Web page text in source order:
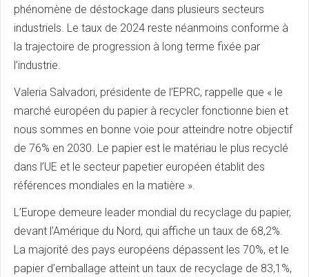
phénomène de déstockage dans plusieurs secteurs
industriels. Le taux de 2024 reste néanmoins conforme à
la trajectoire de progression à long terme fixée par
l’industrie.
Valeria Salvadori, présidente de l’EPRC, rappelle que « le
marché européen du papier à recycler fonctionne bien et
nous sommes en bonne voie pour atteindre notre objectif
de 76% en 2030. Le papier est le matériau le plus recyclé
dans l’UE et le secteur papetier européen établit des
références mondiales en la matière ».
L’Europe demeure leader mondial du recyclage du papier,
devant l’Amérique du Nord, qui affiche un taux de 68,2%.
La majorité des pays européens dépassent les 70%, et le
papier d’emballage atteint un taux de recyclage de 83,1%,